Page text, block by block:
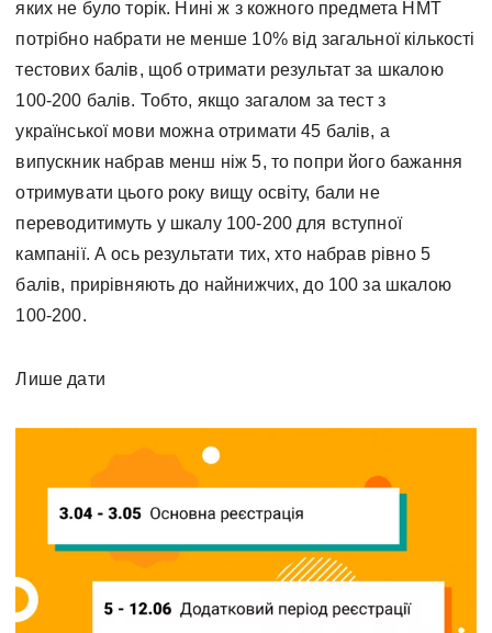
яких не було торік. Нині ж з кожного предмета НМТ
потрібно набрати не менше 10% від загальної кількості
тестових балів, щоб отримати результат за шкалою
100-200 балів. Тобто, якщо загалом за тест з
української мови можна отримати 45 балів, а
випускник набрав менш ніж 5, то попри його бажання
отримувати цього року вищу освіту, бали не
переводитимуть у шкалу 100-200 для вступної
кампанії. А ось результати тих, хто набрав рівно 5
балів, прирівняють до найнижчих, до 100 за шкалою
100-200.
Лише дати